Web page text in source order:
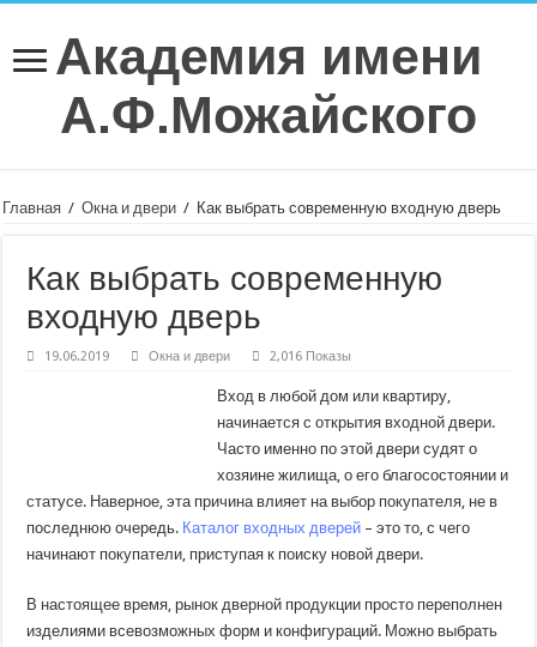
Академия имени
А.Ф.Можайского
Главная / Окна и двери / Как выбрать современную входную дверь
Как выбрать современную
входную дверь
19.06.2019 Окна и двери 2,016 Показы
Вход в любой дом или квартиру,
начинается с открытия входной двери.
Часто именно по этой двери судят о
хозяине жилища, о его благосостоянии и
статусе. Наверное, эта причина влияет на выбор покупателя, не в
последнюю очередь. Каталог входных дверей – это то, с чего
начинают покупатели, приступая к поиску новой двери.
В настоящее время, рынок дверной продукции просто переполнен
изделиями всевозможных форм и конфигураций. Можно выбрать